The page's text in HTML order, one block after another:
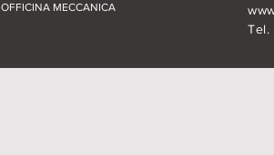
OFFICINA MECCANICA
Tel.